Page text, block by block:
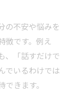
の不安や悩みを
徴です。例え
、「話すだけで
でいるわけでは
きます。